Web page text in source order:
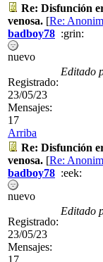
Re: Disfunción
venosa. [Re:
badboy78
nuevo
Registrado:
23/05/23
Mensajes:
17
:grin:
Editado
Arriba
Re: Disfunción
venosa. [Re:
badboy78
nuevo
Registrado:
23/05/23
Mensajes:
17
:eek:
Editado